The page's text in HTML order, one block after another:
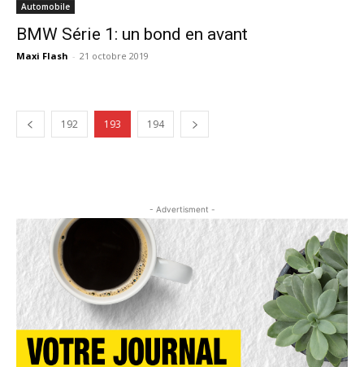
Automobile
BMW Série 1: un bond en avant
Maxi Flash - 21 octobre 2019
192 193 194
- Advertisment -